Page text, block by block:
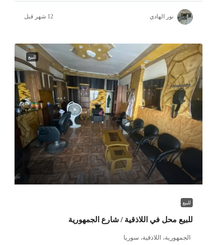
نور الهادي
للبيع
للبيع
للبيع محل في اللاذقية / شارع الجمهورية
الجمهورية، اللاذقية، سوريا